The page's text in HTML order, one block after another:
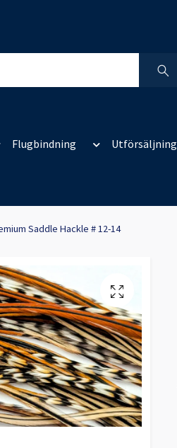
Flugbindning Utförsäljning
Saddle Hackle # 12-14